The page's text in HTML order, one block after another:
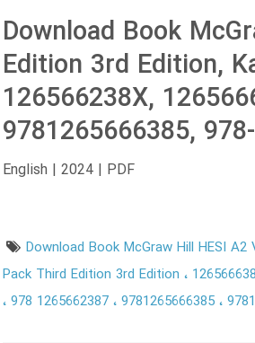
Download Book
Edition 3rd Edition,
126566238X,
9781265666385,
English | 2024 | PDF
Download Book McGraw Hill HESI
Pack Third Edition 3rd Edition
978 1265662387 9781265666385